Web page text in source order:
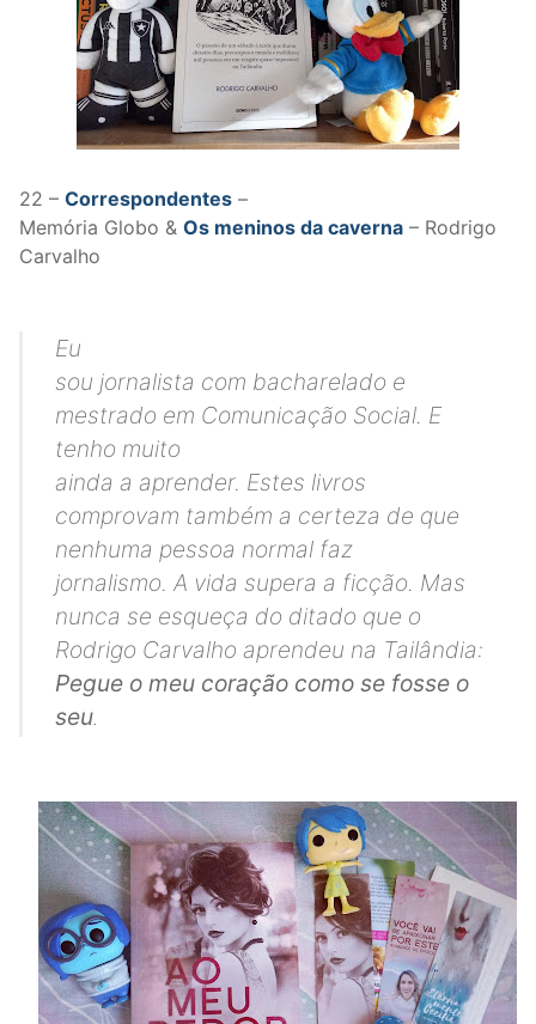
22 – Correspondentes –
Memória Globo & Os meninos da caverna – Rodrigo
Carvalho
Eu
sou jornalista com bacharelado e
mestrado em Comunicação Social. E
tenho muito
ainda a aprender. Estes livros
comprovam tambéma certeza de que
nenhuma pessoa normal faz
jornalismo. A vida supera a ficção. Mas
nunca se esqueça do ditado que o
Rodrigo Carvalho aprendeu na Tailândia:
Pegue o meu coração como se fosse o
seu.